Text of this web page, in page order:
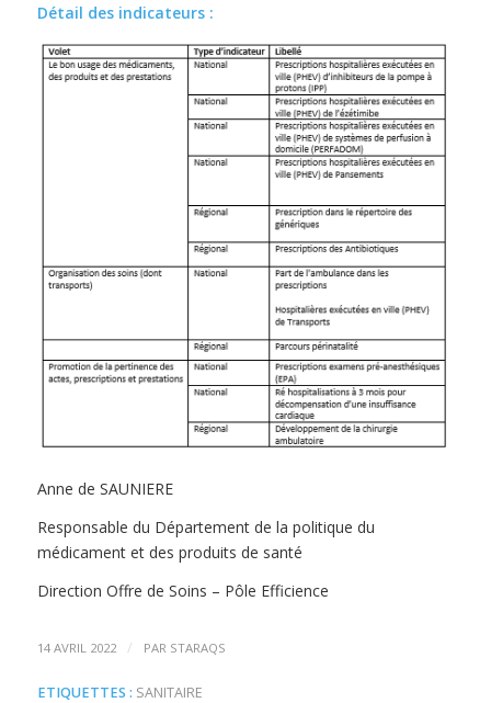
Détail des indicateurs :
Anne de SAUNIERE
Responsable du Département de la politique du
médicament et des produits de santé
Direction Offre de Soins – Pôle Efficience
14 AVRIL 2022 / PAR STARAQS
ETIQUETTES : SANITAIRE